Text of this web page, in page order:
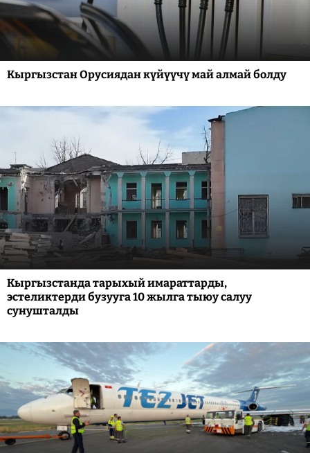
Кыргызстан Орусиядан күйүүчү май алмай болду
Кыргызстанда тарыхый имараттарды,
эстеликтерди бузууга 10 жылга тыюу салуу
сунушталды